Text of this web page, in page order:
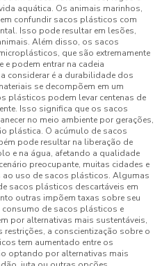
aquática. Os animais marinhos,
confundir sacos plásticos com
Isso pode resultar em lesões,
Além disso, os sacos
que são extremamente
e podem entrar na cadeia
considerar é a durabilidade dos
se decompõem em um
plásticos podem levar centenas de
Isso significa que os sacos
no meio ambiente por gerações,
plástica. O acúmulo de sacos
pode resultar na liberação de
e na água, afetando a qualidade
preocupante, muitas cidades e
ao uso de sacos plásticos. Algumas
sacos plásticos descartáveis em
outras impõem taxas sobre seu
de sacos plásticos e
por alternativas mais sustentáveis,
a conscientização sobre o
tem aumentado entre os
optando por alternativas mais